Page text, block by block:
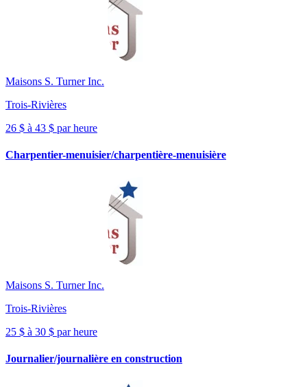
Maisons S. Turner Inc.
Trois-Rivières
26 $ à 43 $ par heure
Charpentier-menuisier/charpentière-menuisière
Maisons S. Turner Inc.
Trois-Rivières
25 $ à 30 $ par heure
Journalier/journalière en construction